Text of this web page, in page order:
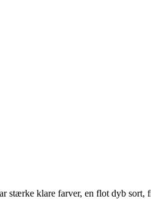
stærke klare farver, en flot dyb